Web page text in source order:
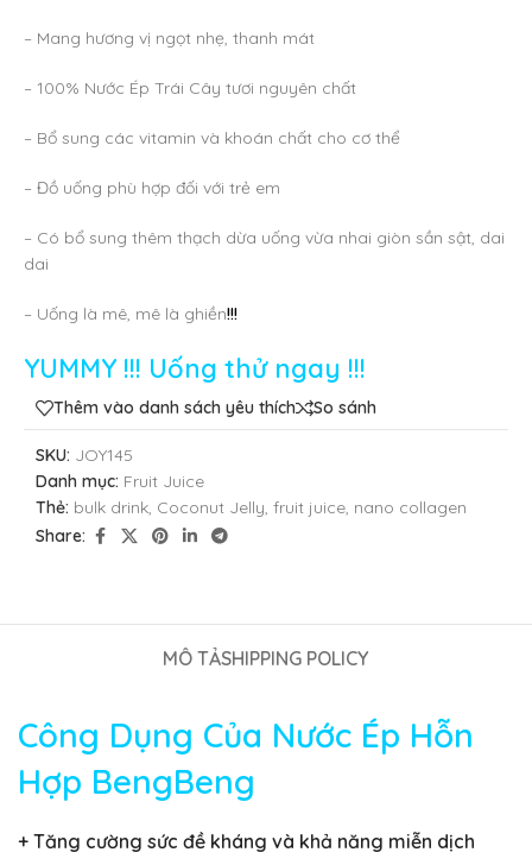
– Mang hương vị ngọt nhẹ, thanh mát
– 100% Nước Ép Trái Cây tươi nguyên chất
– Bổ sung các vitamin và khoán chất cho cơ thể
– Đồ uống phù hợp đối với trẻ em
– Có bổ sung thêm thạch dừa uống vừa nhai giòn sần sật, dai
dai
– Uống là mê, mê là ghiền!!!
YUMMY !!! Uống thử ngay !!!
Thêm vào danh sách yêu thích So sánh
SKU: JOY145
Danh mục: Fruit Juice
Thẻ: bulk drink, Coconut Jelly, fruit juice, nano collagen
Share:
MÔ TẢSHIPPING POLICY
Công Dụng Của Nước Ép Hỗn
Hợp BengBeng
+ Tăng cường sức đề kháng và khả năng miễn dịch